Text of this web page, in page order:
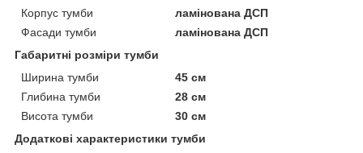
Корпус тумби
ламінована ДСП
Фасади тумби
ламінована ДСП
Габаритні розміри тумби
Ширина тумби
45 см
Глибина тумби
28 см
Висота тумби
30 см
Додаткові характеристики тумби